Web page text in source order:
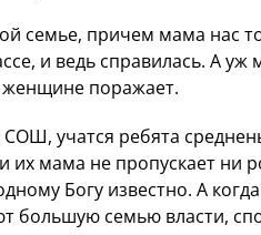
семье, причем мама нас
и ведь справилась. А
женщине поражает.
СОШ, учатся ребята
их мама не пропускает ни
Богу известно. А
большую семью власти,